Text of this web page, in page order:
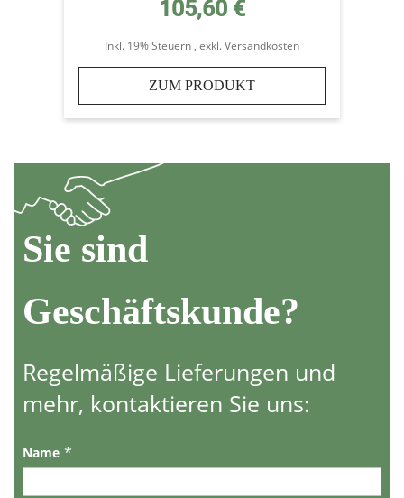
105,60 €
Inkl. 19% Steuern , exkl.Versandkosten
ZUM PRODUKT
Sie sind
Geschäftskunde?
Regelmäßige Lieferungen und
mehr, kontaktieren Sie uns:
Name